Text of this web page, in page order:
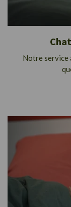
Notre service